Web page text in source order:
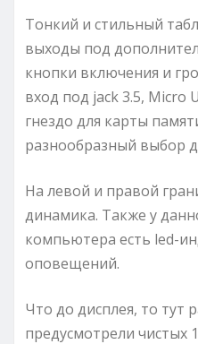
Тонкий и стильный
выходы под
кнопки включения и
вход под jack 3.5, Micro
гнездо для карты
разнообразный выбор
На левой и правой
динамика. Также у
компьютера есть led-
оповещений.
Что до дисплея, то тут
предусмотрели чистых